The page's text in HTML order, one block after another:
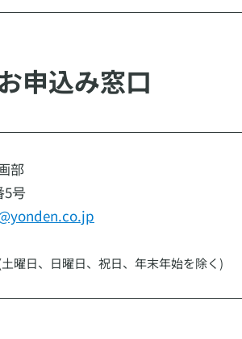
申込み窓口
部
5号
曜日、日曜日、祝日、年末年始を除く)